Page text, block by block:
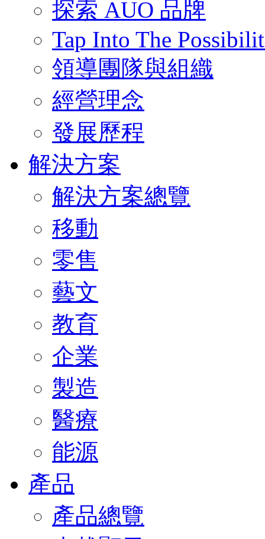
探索 AUO 品牌
Tap Into The
領導團隊與組織
經營理念
發展歷程
解決方案
解決方案總覽
移動
零售
藝文
教育
企業
製造
醫療
能源
產品
產品總覽